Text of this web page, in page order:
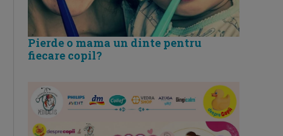
Pierde o mama un dinte pentru
fiecare copil?